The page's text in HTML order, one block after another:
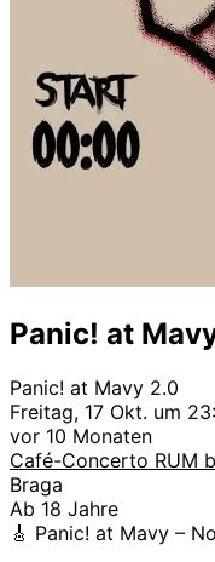
Panic! at
Panic! at Mavy 2.0
Freitag, 17 Okt. um
vor 10 Monaten
Café-Concerto RUM
Braga
Ab 18 Jahre
🎸 Panic! at Mavy –